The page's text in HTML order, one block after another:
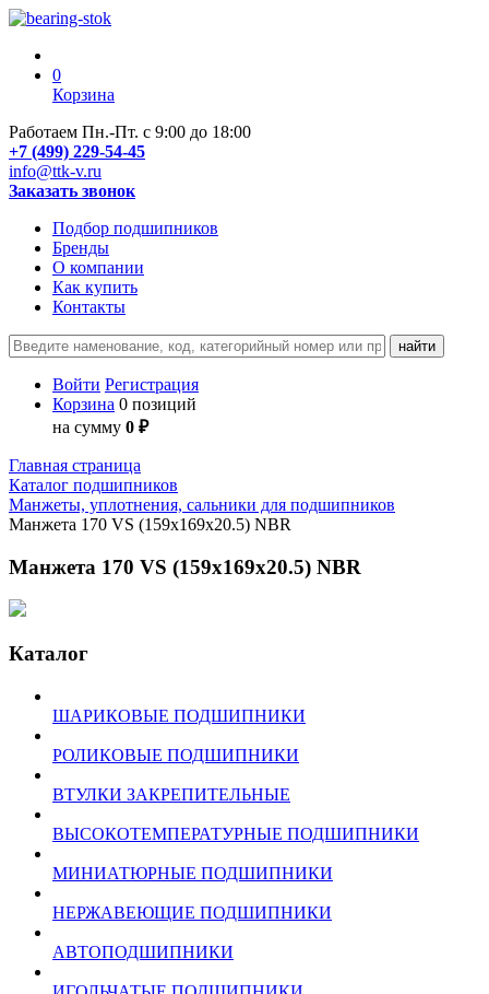
0
Корзина
Работаем Пн.-Пт. с 9:00 до 18:00
+7 (499) 229-54-45
info@ttk-v.ru
Заказать звонок
Подбор подшипников
Бренды
О компании
Как купить
Контакты
Войти Регистрация
Корзина 0 позиций
на сумму 0 ₽
Главная страница
Каталог подшипников
Манжеты, уплотнения, сальники для подшипников
Манжета 170 VS (159x169x20.5) NBR
Манжета 170 VS (159x169x20.5) NBR
Каталог
ШАРИКОВЫЕ ПОДШИПНИКИ
РОЛИКОВЫЕ ПОДШИПНИКИ
ВТУЛКИ ЗАКРЕПИТЕЛЬНЫЕ
ВЫСОКОТЕМПЕРАТУРНЫЕ ПОДШИПНИКИ
МИНИАТЮРНЫЕ ПОДШИПНИКИ
НЕРЖАВЕЮЩИЕ ПОДШИПНИКИ
АВТОПОДШИПНИКИ